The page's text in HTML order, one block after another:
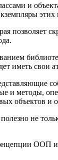
и
этих
иметь
и методы,
объектов
не
ООП